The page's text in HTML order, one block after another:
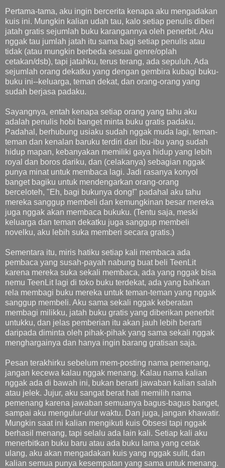
Pertama-tama, aku ingin bercerita kenapa aku mengadakan
kuis ini. Mungkin kalian udah tau, kalo setiap penulis diberi
jatah gratis sejumlah buku karangannya oleh penerbit. Aku
nggak tau jumlah jatah itu sama bagi setiap penulis atau
tidak (atau mungkin berbeda sesuai genre/oplah
cetakan/dsb), tapi jatahku, terus terang, ada sepuluh. Ada
sejumlah orang dekatku yang dengan gembira kubagi buku-
buku ini--keluarga, teman dekat, dan orang-orang yang
sudah berjasa padaku.
Sayangnya, entah kenapa setiap orang yang tahu aku
adalah penulis hobi banget minta buku gratis padaku.
Padahal, berhubung usiaku sudah nggak muda lagi, teman-
teman dan kenalan baruku terdiri dari ibu-ibu yang sudah
hidup mapan, kebanyakan memiliki gaya hidup yang lebih
royal dan boros dariku, dan (celakanya) sebagian nggak
punya minat untuk membaca lagi. Jadi rasanya konyol
banget bagiku untuk mendengarkan orang-orang
berceloteh, "Eh, bagi bukunya dong!" padahal aku tahu
mereka sanggup membeli dan kemungkinan besar mereka
juga nggak akan membaca bukuku. (Tentu saja, meski
keluarga dan teman dekatku juga sanggup membeli
novelku, aku lebih suka memberi secara gratis.)
Sementara itu, miris hatiku setiap kali membaca ada
pembaca yang susah-payah nabung buat beli TeenLit
karena mereka suka sekali membaca, ada yang nggak bisa
nemu TeenLit lagi di toko buku terdekat, ada yang bahkan
rela membagi buku mereka untuk teman-teman yang nggak
sanggup membeli. Aku sama sekali nggak keberatan
membagi milikku, jatah buku gratis yang diberikan penerbit
untukku, dan jelas pemberian itu akan jauh lebih berarti
daripada diminta oleh pihak-pihak yang sama sekali nggak
menghargainya dan hanya ingin barang gratisan saja.
Pesan terakhirku sebelum mem-posting nama pemenang,
jangan kecewa kalau nggak menang. Kalau nama kalian
nggak ada di bawah ini, bukan berarti jawaban kalian salah
atau jelek. Jujur, aku sangat berat hati memilih nama
pemenang karena jawaban semuanya bagus-bagus banget,
sampai aku mengulur-ulur waktu. Dan juga, jangan khawatir.
Mungkin saat ini kalian mengikuti kuis Obsesi tapi nggak
berhasil menang, tapi selalu ada lain kali. Setiap kali aku
menerbitkan buku baru atau ada buku lama yang cetak
ulang, aku akan mengadakan kuis yang nggak sulit, dan
kalian semua punya kesempatan yang sama untuk menang.